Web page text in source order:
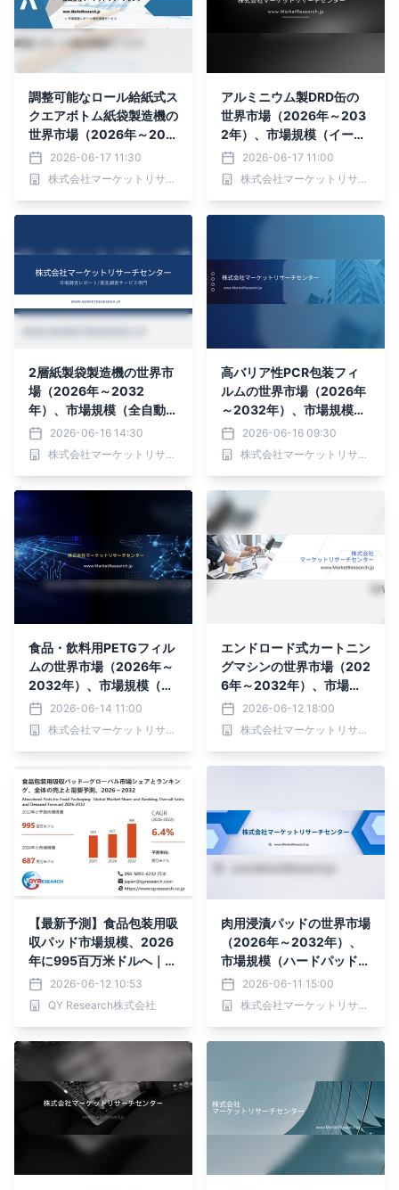
調整可能なロール給紙式ス
クエアボトム紙袋製造機の
世界市場（2026年～203
2年）、市場規模（フラッ
トハンドル、ツイストハン
ドル）・分析レポートを発
2026-06-17 11:30
株式会社マーケットリサーチセンター
アルミニウム製DRD缶の
世界市場（2026年～203
2年）、市場規模（イージ
ーオープンエンドタイプ、
サニタリーエンドタイ
プ）・分析レポートを発表
2026-06-17 11:00
株式会社マーケットリサーチセンター
2層紙製袋製造機の世界市
場（2026年～2032
年）、市場規模（全自動、
半自動）・分析レポートを
発表
2026-06-16 14:30
株式会社マーケットリサーチセンター
高バリア性PCR包装フィ
ルムの世界市場（2026年
～2032年）、市場規模
（低PCR含有量（30～5
0%）、中PCR含有量（50
～70%）、高PCR含有量
ポートを発表
2026-06-16 09:30
株式会社マーケットリサーチセンター
食品・飲料用PETGフィル
ムの世界市場（2026年～
2032年）、市場規模（収
縮率 ≤ 60％、60% < 収縮
率 < 75％、収縮率 ≥ 7
5％）・分析レポートを発
2026-06-14 11:00
株式会社マーケットリサーチセンター
エンドロード式カートニン
グマシンの世界市場（202
6年～2032年）、市場規
模（連続、間欠）・分析レ
ポートを発表
2026-06-12 18:00
株式会社マーケットリサーチセンター
【最新予測】食品包装用吸
収パッド市場規模、2026
年に995百万米ドルへ｜年
平均成長率6.4%で推移予
測
2026-06-12 10:53
QY Research株式会社
肉用浸漬パッドの世界市場
（2026年～2032年）、
市場規模（ハードパッド、
ソフトパッド）・分析レポ
ートを発表
2026-06-11 15:00
株式会社マーケットリサーチセンター